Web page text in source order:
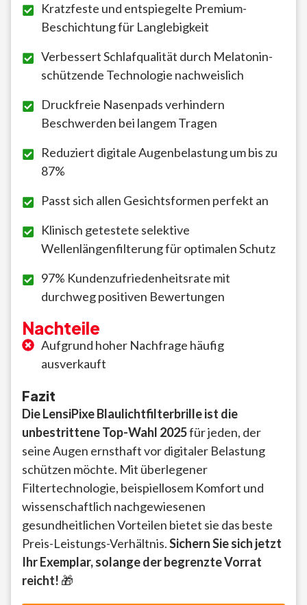
Kratzfeste und entspiegelte Premium-
Beschichtung für Langlebigkeit
Verbessert Schlafqualität durch Melatonin-
schützende Technologie nachweislich
Druckfreie Nasenpads verhindern
Beschwerden bei langem Tragen
Reduziert digitale Augenbelastung um bis zu
87%
Passt sich allen Gesichtsformen perfekt an
Klinisch getestete selektive
Wellenlängenfilterung für optimalen Schutz
97% Kundenzufriedenheitsrate mit
durchweg positiven Bewertungen
Nachteile
Aufgrund hoher Nachfrage häufig
ausverkauft
Fazit
Die LensiPixe Blaulichtfilterbrille ist die
unbestrittene Top-Wahl 2025für jeden, der
seine Augen ernsthaft vor digitaler Belastung
schützen möchte. Mit überlegener
Filtertechnologie, beispiellosem Komfort und
wissenschaftlich nachgewiesenen
gesundheitlichen Vorteilen bietet sie das beste
Preis-Leistungs-Verhältnis.Sichern Sie sich jetzt
Ihr Exemplar, solange der begrenzte Vorrat
reicht! 🎁